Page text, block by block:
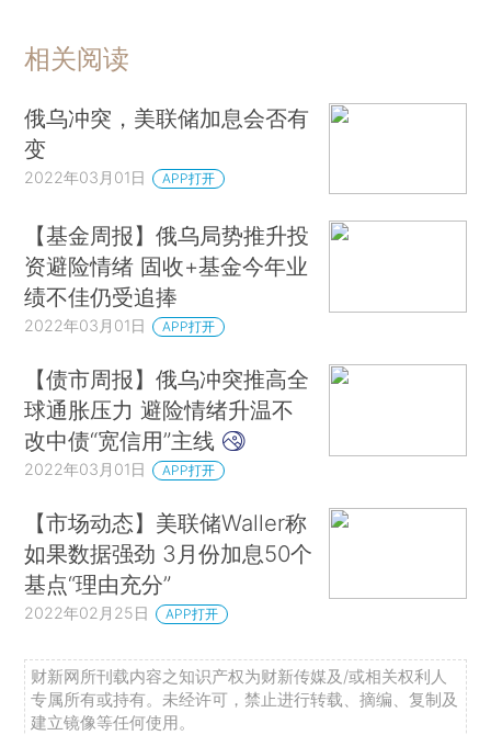
相关阅读
俄乌冲突，美联储加息会否有
变
2022年03月01日 APP打开
【基金周报】俄乌局势推升投
资避险情绪 固收+基金今年业
绩不佳仍受追捧
2022年03月01日 APP打开
【债市周报】俄乌冲突推高全
球通胀压力 避险情绪升温不
改中债“宽信用”主线
2022年03月01日 APP打开
【市场动态】美联储Waller称
如果数据强劲 3月份加息50个
基点“理由充分”
2022年02月25日 APP打开
财新网所刊载内容之知识产权为财新传媒及/或相关权利人
专属所有或持有。未经许可，禁止进行转载、摘编、复制及
建立镜像等任何使用。